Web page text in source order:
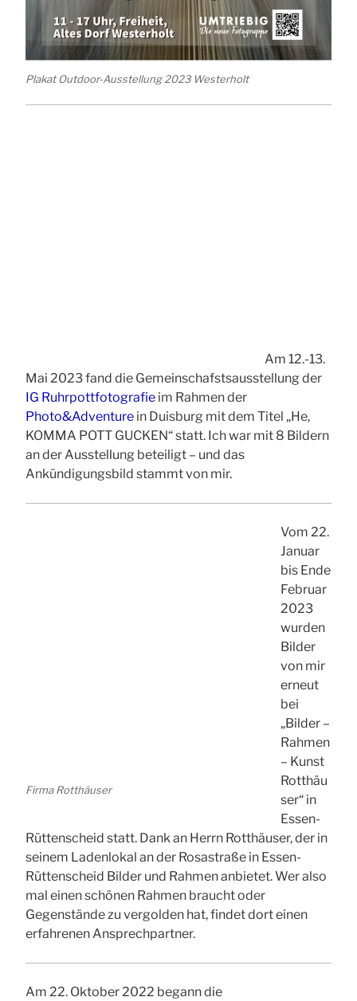
Plakat Outdoor-Ausstellung 2023 Westerholt
Am 12.-13.
Mai 2023 fand die Gemeinschafstsausstellung der
IG Ruhrpottfotografie im Rahmen der
Photo&Adventure in Duisburg mit dem Titel „He,
KOMMA POTT GUCKEN“ statt. Ich war mit 8 Bildern
an der Ausstellung beteiligt – und das
Ankündigungsbild stammt von mir.
Firma Rotthäuser
Vom 22.
Januar
bis Ende
Februar
2023
wurden
Bilder
von mir
erneut
bei
„Bilder –
Rahmen
– Kunst
Rotthäu
ser“ in
Essen-
Rüttenscheid statt. Dank an Herrn Rotthäuser, der in
seinem Ladenlokal an der Rosastraße in Essen-
Rüttenscheid Bilder und Rahmen anbietet. Wer also
mal einen schönen Rahmen braucht oder
Gegenstände zu vergolden hat, findet dort einen
erfahrenen Ansprechpartner.
Am 22. Oktober 2022 begann die